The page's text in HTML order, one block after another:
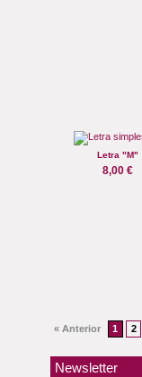
Letra "M"
8,00 €
« Anterior 1 2
Newsletter